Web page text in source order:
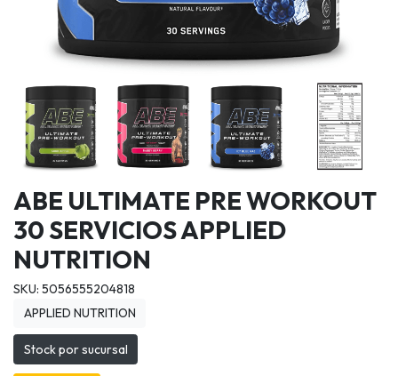
ABE ULTIMATE PRE WORKOUT
30 SERVICIOS APPLIED
NUTRITION
SKU: 5056555204818
APPLIED NUTRITION
Stock por sucursal